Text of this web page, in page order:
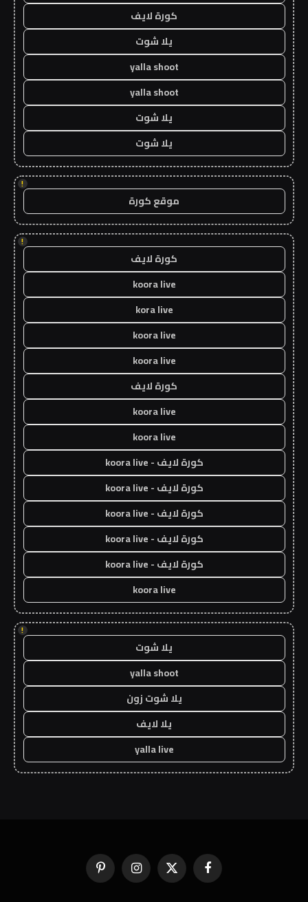
كورة لايف
يلا شوت
yalla shoot
yalla shoot
يلا شوت
يلا شوت
!
موقع كورة
!
كورة لايف
koora live
kora live
koora live
koora live
كورة لايف
koora live
koora live
كورة لايف - koora live
كورة لايف - koora live
كورة لايف - koora live
كورة لايف - koora live
كورة لايف - koora live
koora live
!
يلا شوت
yalla shoot
يلا شوت زون
يلا لايف
yalla live
فيسبوك X
(Twitter)
الانستغرامبينتيريست